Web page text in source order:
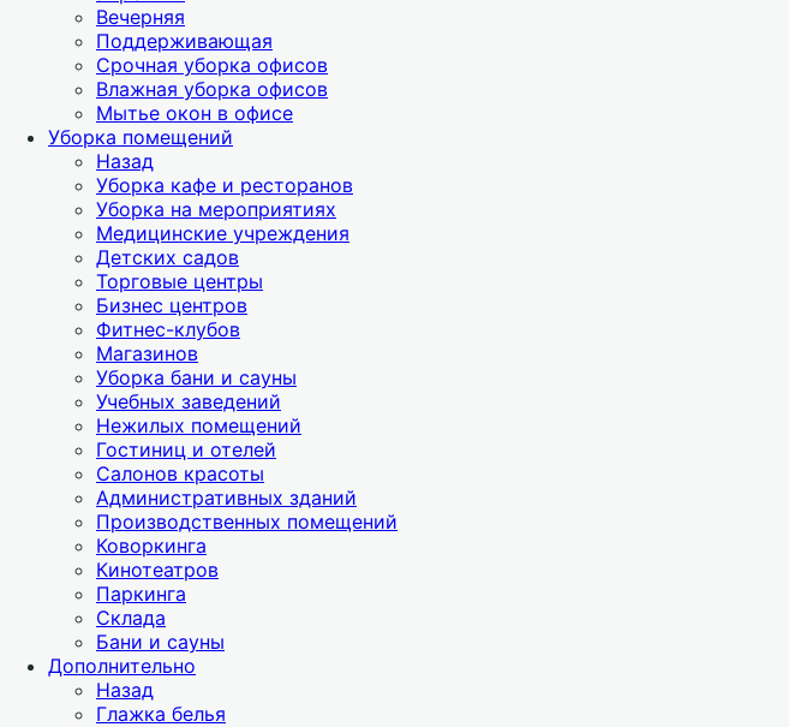
Вечерняя
Поддерживающая
Срочная уборка офисов
Влажная уборка офисов
Мытье окон в офисе
Уборка помещений
Назад
Уборка кафе и ресторанов
Уборка на мероприятиях
Медицинские учреждения
Детских садов
Торговые центры
Бизнес центров
Фитнес-клубов
Магазинов
Уборка бани и сауны
Учебных заведений
Нежилых помещений
Гостиниц и отелей
Салонов красоты
Административных зданий
Производственных помещений
Коворкинга
Кинотеатров
Паркинга
Склада
Бани и сауны
Дополнительно
Назад
Глажка белья